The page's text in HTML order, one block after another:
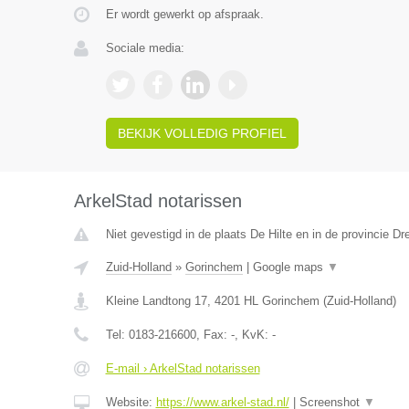
Er wordt gewerkt op afspraak.
Sociale media:
BEKIJK VOLLEDIG PROFIEL
ArkelStad notarissen
Niet gevestigd in de plaats De Hilte en in de provincie
Zuid-Holland » Gorinchem Google maps ▼
Kleine Landtong 17, 4201 HL Gorinchem (Zuid-Holland)
Tel: 0183-216600, Fax: -, KvK: -
E-mail › ArkelStad notarissen
Website: https://www.arkel-stad.nl/| Screenshot ▼